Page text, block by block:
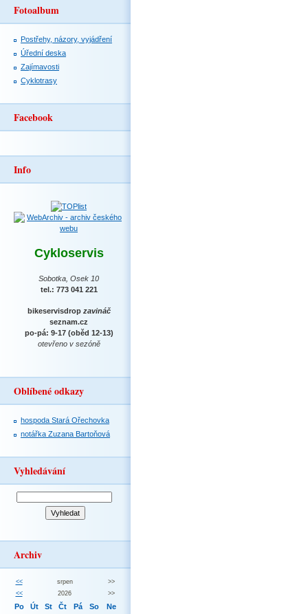
Fotoalbum
Postřehy, názory, vyjádření
Úřední deska
Zajímavosti
Cyklotrasy
Facebook
Info
Cykloservis
Sobotka, Osek 10
tel.: 773 041 221
bikeservisdrop zavináč
seznam.cz
po-pá: 9-17 (oběd 12-13)
otevřeno v sezóně
Oblíbené odkazy
hospoda Stará Ořechovka
notářka Zuzana Bartoňová
Vyhledávání
Archiv
<< srpen
>>
<<
2026 >>
Po Út St Čt Pá So Ne